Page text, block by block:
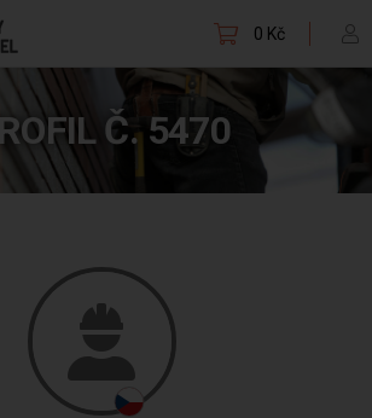
0 Kč
Č. 5470